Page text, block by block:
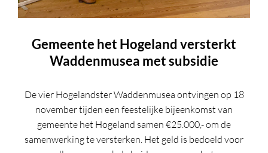
Gemeente het Hogeland versterkt
Waddenmusea met subsidie
De vier Hogelandster Waddenmusea ontvingen op 18
november tijden een feestelijke bijeenkomst van
gemeente het Hogeland samen €25.000,- om de
samenwerking te versterken. Het geld is bedoeld voor